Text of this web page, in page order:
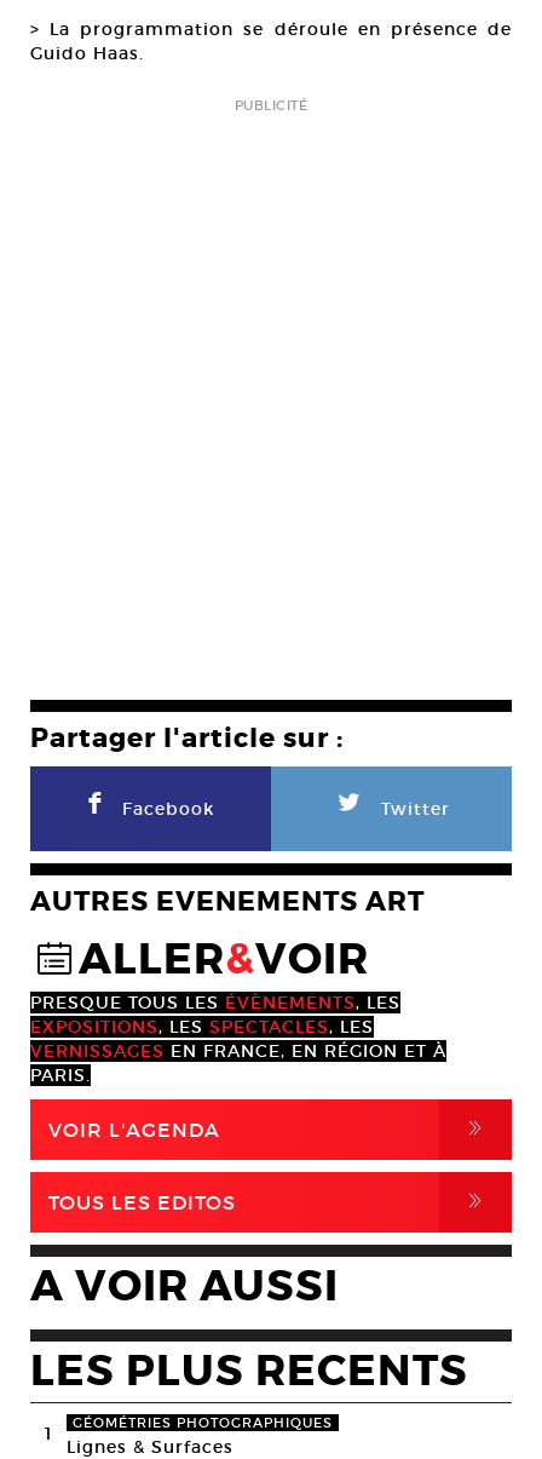
> La programmation se déroule en présence de
Guido Haas.
PUBLICITÉ
Partager l'article sur :
F Facebook L Twitter
AUTRES EVENEMENTS ART
@ALLER&VOIR
PRESQUE TOUS LES ÉVÈNEMENTS, LES
EXPOSITIONS, LES SPECTACLES, LES
VERNISSAGES EN FRANCE, EN RÉGION ET À
PARIS.
VOIR L'AGENDA ,
TOUS LES EDITOS ,
A VOIR AUSSI
LES PLUS RECENTS
1 GÉOMÉTRIES PHOTOGRAPHIQUES
Lignes & Surfaces